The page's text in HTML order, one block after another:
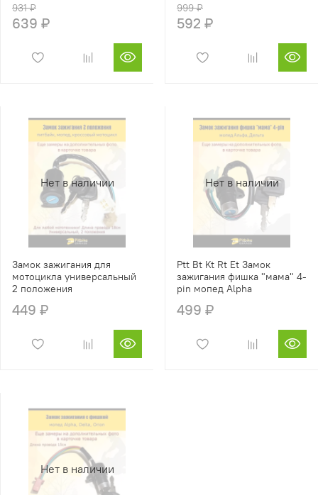
931 ₽
639 ₽
999 ₽
592 ₽
Нет в наличии
Замок зажигания для
мотоцикла универсальный
2 положения
449 ₽
Нет в наличии
Ptt Bt Kt Rt Et Замок
зажигания фишка "мама" 4-
pin мопед Alpha
499 ₽
Нет в наличии